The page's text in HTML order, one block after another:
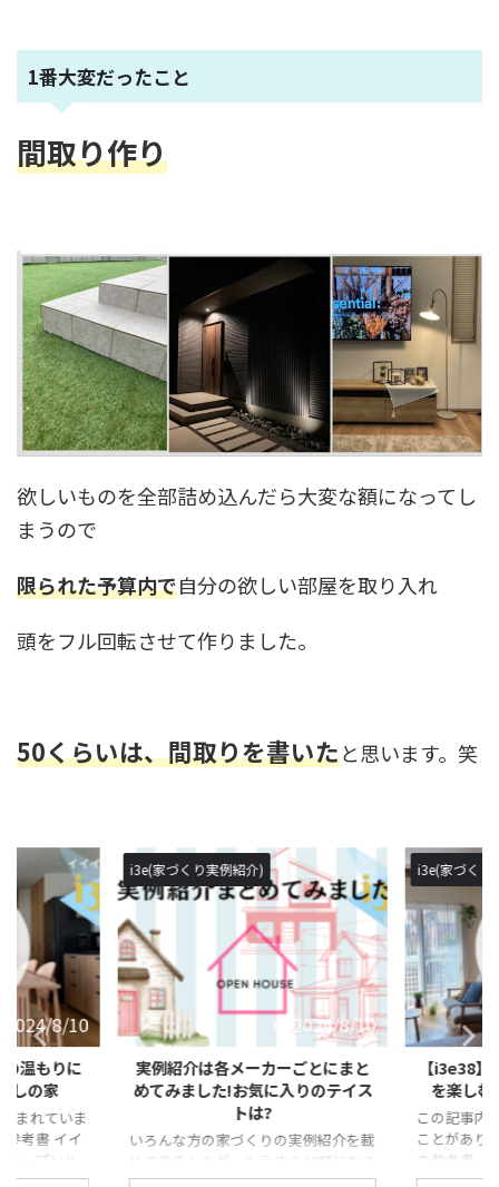
1番大変だったこと
間取り作り
欲しいものを全部詰め込んだら大変な額になってし
まうので
限られた予算内で自分の欲しい部屋を取り入れ
頭をフル回転させて作りました。
50くらいは、間取りを書いたと思います。笑
2024/8/10
温もりに
しの家
まれていま
考書 イイ
ープンハ
住まいの
i3e(家づくり実例紹介)
2024/8/10
実例紹介は各メーカーごとにまと
めてみました!お気に入りのテイス
トは?
いろんな方の家づくりの実例紹介を載
せてきましたが、もうすぐ40軒になろ
うとしています。 そこで、今回はまず
i3e(家づくり
【i3e38】
を楽しむ
この記事内
ことがあり
の参考書
型オープン